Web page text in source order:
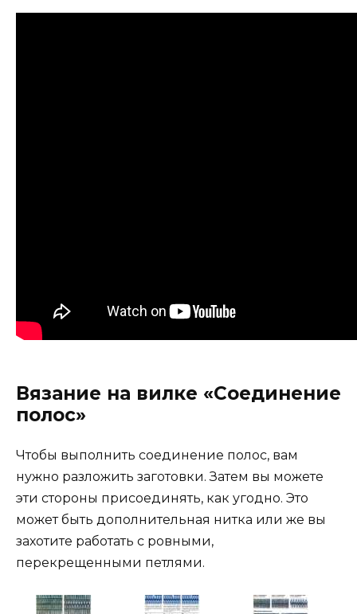
Вязание на вилке «Соединение
полос»
Чтобы выполнить соединение полос, вам
нужно разложить заготовки. Затем вы можете
эти стороны присоединять, как угодно. Это
может быть дополнительная нитка или же вы
захотите работать с ровными,
перекрещенными петлями.